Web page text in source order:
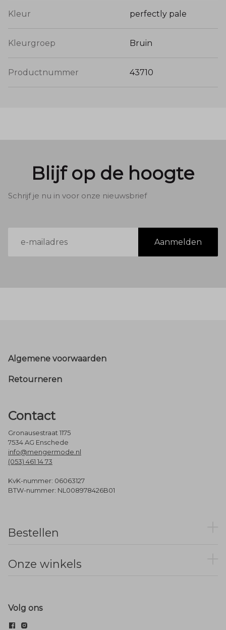
Kleur perfectly pale
Kleurgroep Bruin
Productnummer 43710
Blijf op de hoogte
Schrijf je nu in voor onze nieuwsbrief
mailadres
Aanmelden
Footer
Algemene voorwaarden
Retourneren
Contact
Gronausestraat 1175
7534 AG Enschede
info@mengermode.nl
(053) 461 14 73
KvK-nummer: 06063127
BTW-nummer: NL008978426B01
Bestellen
Onze winkels
Volg ons